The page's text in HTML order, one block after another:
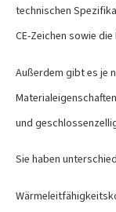
technischen
CE-Zeichen sowie
Außerdem gibt es je
und
Sie haben